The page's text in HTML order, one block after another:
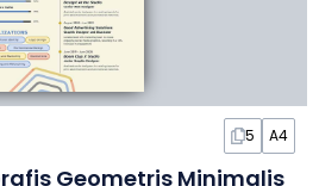
5 A4
Geometris Minimalis